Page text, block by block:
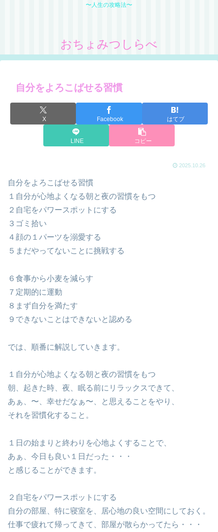
〜人生の攻略法〜
おちょみつしらべ
自分をよろこばせる習慣
X Facebook はてブ
LINE コピー
2025.10.26
自分をよろこばせる習慣
１自分が心地よくなる朝と夜の習慣をもつ
２自宅をパワースポットにする
３ゴミ拾い
４顔の１パーツを溺愛する
５まだやってないことに挑戦する
６食事から小麦を減らす
７定期的に運動
８まず自分を満たす
９できないことはできないと認める
では、順番に解説していきます。
１自分が心地よくなる朝と夜の習慣をもつ
朝、起きた時、夜、眠る前にリラックスできて、
あぁ、〜、幸せだなぁ〜、と思えることをやり、
それを習慣化すること。
１日の始まりと終わりを心地よくすることで、
あぁ、今日も良い１日だった・・・
と感じることができます。
２自宅をパワースポットにする
自分の部屋、特に寝室を、居心地の良い空間にしておく。
仕事で疲れて帰ってきて、部屋が散らかってたら・・・